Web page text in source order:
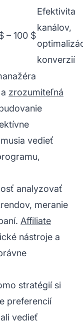
– 100 $
Efektivita
kanálov,
konverzií
zrozumiteľná
vedieť
analyzovať
meranie
Affiliate
nástroje a
stratégií si
preferencií
vedieť